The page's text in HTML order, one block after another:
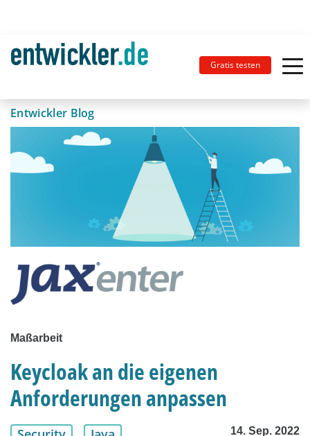
Gratis testen
Entwickler Blog
Maßarbeit
Keycloak an die eigenen
Anforderungen anpassen
14. Sep. 2022